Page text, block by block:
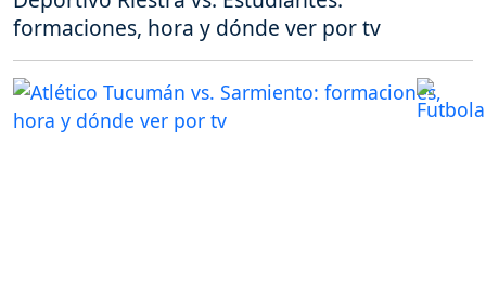
formaciones, hora y dónde ver por tv